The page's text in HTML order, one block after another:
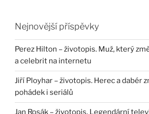
Nejnovější příspěvky
Perez Hilton – životopis. Muž, který
a celebrit na internetu
Jiří Ployhar – životopis. Herec a dabér
pohádek i seriálů
Jan Rosák – životopis. Legendární